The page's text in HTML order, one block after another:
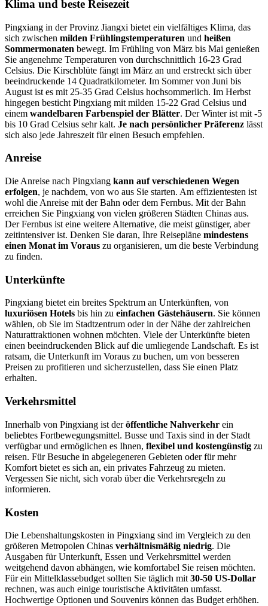
Klima und beste Reisezeit
Pingxiang in der Provinz Jiangxi bietet ein vielfältiges Klima, das
sich zwischen milden Frühlingstemperaturen und heißen
Sommermonaten bewegt. Im Frühling von März bis Mai genießen
Sie angenehme Temperaturen von durchschnittlich 16-23 Grad
Celsius. Die Kirschblüte fängt im März an und erstreckt sich über
beeindruckende 14 Quadratkilometer. Im Sommer von Juni bis
August ist es mit 25-35 Grad Celsius hochsommerlich. Im Herbst
hingegen besticht Pingxiang mit milden 15-22 Grad Celsius und
einem wandelbaren Farbenspiel der Blätter. Der Winter ist mit -5
bis 10 Grad Celsius sehr kalt. Je nach persönlicher Präferenz lässt
sich also jede Jahreszeit für einen Besuch empfehlen.
Anreise
Die Anreise nach Pingxiang kann auf verschiedenen Wegen
erfolgen, je nachdem, von wo aus Sie starten. Am effizientesten ist
wohl die Anreise mit der Bahn oder dem Fernbus. Mit der Bahn
erreichen Sie Pingxiang von vielen größeren Städten Chinas aus.
Der Fernbus ist eine weitere Alternative, die meist günstiger, aber
zeitintensiver ist. Denken Sie daran, Ihre Reisepläne mindestens
einen Monat im Voraus zu organisieren, um die beste Verbindung
zu finden.
Unterkünfte
Pingxiang bietet ein breites Spektrum an Unterkünften, von
luxuriösen Hotels bis hin zu einfachen Gästehäusern. Sie können
wählen, ob Sie im Stadtzentrum oder in der Nähe der zahlreichen
Naturattraktionen wohnen möchten. Viele der Unterkünfte bieten
einen beeindruckenden Blick auf die umliegende Landschaft. Es ist
ratsam, die Unterkunft im Voraus zu buchen, um von besseren
Preisen zu profitieren und sicherzustellen, dass Sie einen Platz
erhalten.
Verkehrsmittel
Innerhalb von Pingxiang ist deröffentliche Nahverkehr ein
beliebtes Fortbewegungsmittel. Busse und Taxis sind in der Stadt
verfügbar und ermöglichen es Ihnen, flexibel und kostengünstig zu
reisen. Für Besuche in abgelegeneren Gebieten oder für mehr
Komfort bietet es sich an, ein privates Fahrzeug zu mieten.
Vergessen Sie nicht, sich vorab über die Verkehrsregeln zu
informieren.
Kosten
Die Lebenshaltungskosten in Pingxiang sind im Vergleich zu den
größeren Metropolen Chinas verhältnismäßig niedrig. Die
Ausgaben für Unterkunft, Essen und Verkehrsmittel werden
weitgehend davon abhängen, wie komfortabel Sie reisen möchten.
Für ein Mittelklassebudget sollten Sie täglich mit 30-50 US-Dollar
rechnen, was auch einige touristische Aktivitäten umfasst.
Hochwertige Optionen und Souvenirs können das Budget erhöhen.